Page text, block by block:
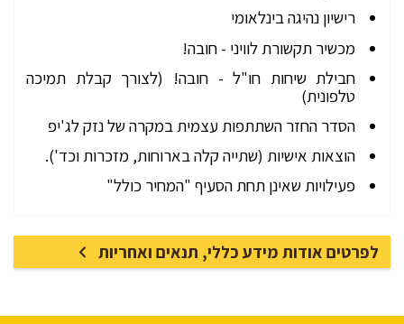
רישיון נהיגה בינלאומי
מכשיר תקשורת לוויני - חובה!
חבילת שיחות חו"ל - חובה! (לצורך קבלת תמיכה
טלפונית)
הסדר החזר השתתפות עצמית במקרה של נזק לג'יפ
הוצאות אישיות (שתייה קלה בארוחות, מזכרות וכד').
פעילויות שאינן תחת הסעיף "המחיר כולל"
לפרטים אודות מידע כללי, תנאים ואחריות